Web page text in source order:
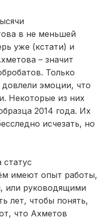
в не меньшей
уже (кстати) и
– значит
Только
эмоции, что
Некоторые из них
2014 года. Их
исчезать, но
имеют опыт работы,
или руководящими
лет, чтобы понять,
что Ахметов